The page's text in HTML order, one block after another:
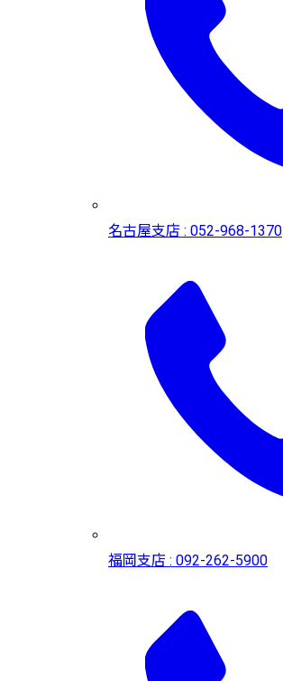
名古屋支店 : 052-968-1370
福岡支店 : 092-262-5900